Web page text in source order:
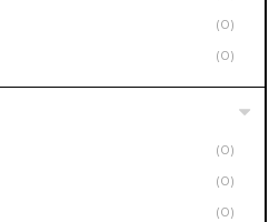
(0)
(0)
(0)
(0)
(0)